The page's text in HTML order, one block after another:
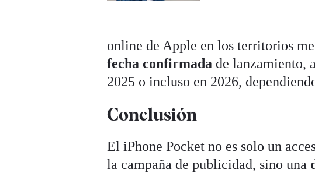
online de Apple en los territorios
fecha confirmadade lanzamiento,
2025 o incluso en 2026,
Conclusión
El iPhone Pocket no es solo un
la campaña de publicidad, sino una